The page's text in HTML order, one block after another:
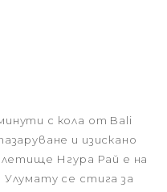
с кола от Bali
и изискано
Нгура Рай е на
Улумату се стига за